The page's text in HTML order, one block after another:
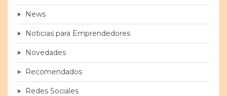
News
Noticias para Emprendedores
Novedades
Recomendados
Redes Sociales